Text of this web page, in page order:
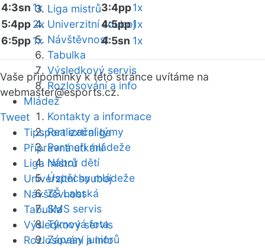
Liga mistrů
Univerzitní souboj
Návštěvnost
Tabulka
Výsledkový servis
Rozlosování a info
Mládež
Kontakty a informace
Realizační týmy
Partneři mládeže
Nábor dětí
Úspěchy mládeže
ZŠ Labská
SMS servis
Týmová fota
Zápasy juniorů
4:3sn 1x
5:4pp2x
6:5pp1x
3:4pp1x
4:5pp1x
4:5sn 1x
Vaše připomínky k této stránce uvítáme na
webmaster@esports.cz.
Tweet
Tipsport extraliga
Přípravná utkání
Liga mistrů
Univerzitní souboj
Návštěvnost
Tabulka
Výsledkový servis
Rozlosování a info